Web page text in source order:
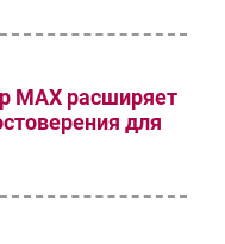
MAX расширяет
для